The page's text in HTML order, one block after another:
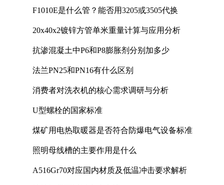
F1010E是什么管？能否用3205或3505代换
20x40x2镀锌方管单米重量计算与应用分析
抗渗混凝土中P6和P8膨胀剂分别加多少
法兰PN25和PN16有什么区别
消费者对洗衣机的核心需求调研与分析
U型螺栓的国家标准
煤矿用电热取暖器是否符合防爆电气设备标准
照明母线槽的主要作用是什么
A516Gr70对应国内材质及低温冲击要求解析